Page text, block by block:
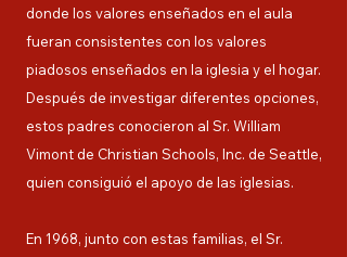
donde los valores enseñados en el aula
fueran consistentes con los valores
piadosos enseñados en la iglesia y el hogar.
Después de investigar diferentes opciones,
estos padres conocieron al Sr. William
Vimont de Christian Schools, Inc. de Seattle,
quien consiguió el apoyo de las iglesias.
En 1968, junto con estas familias, el Sr.